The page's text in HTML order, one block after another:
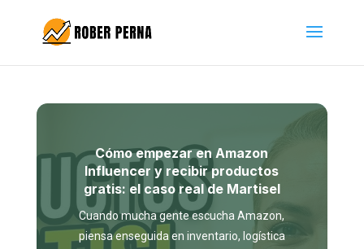
Cómo empezar en Amazon
Influencer y recibir productos
gratis: el caso real de Martisel
Cuando mucha gente escucha Amazon,
piensa enseguida en inventario, logística